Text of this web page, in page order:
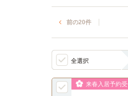
前の20件
全選択
来春入居予約